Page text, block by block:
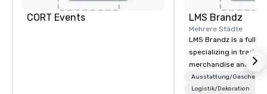
CORT Events LMS Brandz
Mehrere Städte
LMS Brandz is a full-
specializing in trade
merchandise and
booth giveaways and
to executive gifting,
Ausstattung/Geschenke
Logistik/Dekoration